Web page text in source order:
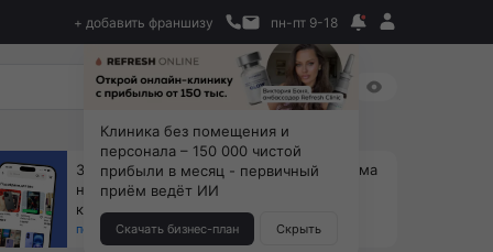
+ добавить франшизу пн-пт 9-18
За 90 тыс. открой магазин на Авито, дома
ни коробок, ни товара, ни склада, зато
каждый месяц +125 тыс. чистыми
получить бизнес-план ↓
Клиника без помещения и
персонала – 150 000 чистой
прибыли в месяц - первичный
приём ведёт ИИ
Скачать бизнес-план Скрыть